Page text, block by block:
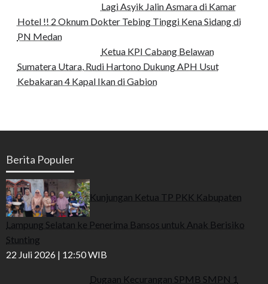
Lagi Asyik Jalin Asmara di Kamar
Hotel !! 2 Oknum Dokter Tebing Tinggi Kena Sidang di
PN Medan
Ketua KPI Cabang Belawan
Sumatera Utara, Rudi Hartono Dukung APH Usut
Kebakaran 4 Kapal Ikan di Gabion
Berita Populer
Kunjungan Ketua TP PKK Kabupaten
Lampung Selatan ke Penerima Bansos untuk Anak Berisiko
Stunting
22 Juli 2026 | 12:50 WIB
Dugaan Kecurangan SPMB SMPN 1